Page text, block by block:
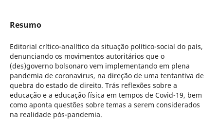
Resumo
Editorial crítico-analítico da situação político-social do país,
denunciando os movimentos autoritários que o
(des)governo bolsonaro vem implementando em plena
pandemia de coronavirus, na direção de uma tentantiva de
quebra do estado de direito. Trás reflexões sobre a
educação e a educação física em tempos de Covid-19, bem
como aponta questões sobre temas a serem considerados
na realidade pós-pandemia.